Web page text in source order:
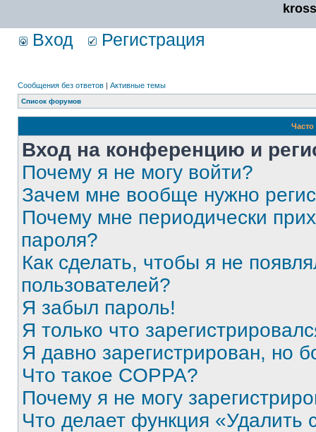
Вход Регистрация
Сообщения без ответов | Активные темы
Список форумов
Вход на конференцию и
Почему я не могу войти?
Зачем мне вообще нужно
Почему мне периодически
пароля?
Как сделать, чтобы я не
пользователей?
Я забыл пароль!
Я только что
Я давно зарегистрирован, но
Что такое COPPA?
Почему я не могу
Что делает функция «Удалить